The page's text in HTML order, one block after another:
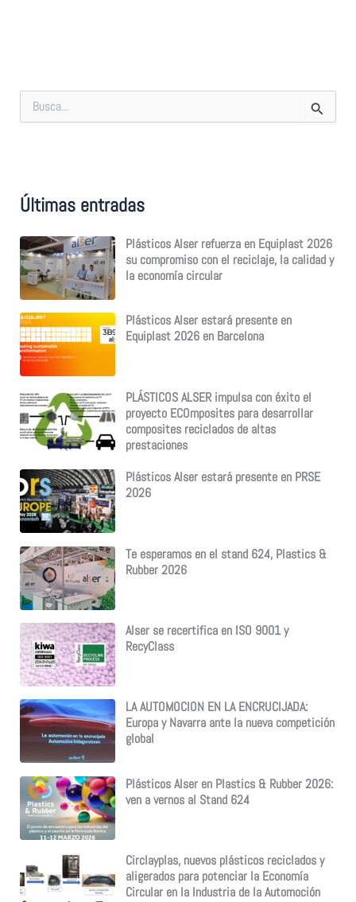
p
o
:
Últimas entradas
Plásticos Alser refuerza en Equiplast 2026
su compromiso con el reciclaje, la calidad y
la economía circular
Plásticos Alser estará presente en
Equiplast 2026 en Barcelona
PLÁSTICOS ALSER impulsa con éxito el
proyecto ECOmposites para desarrollar
composites reciclados de altas
prestaciones
Plásticos Alser estará presente en PRSE
2026
Te esperamos en el stand 624, Plastics &
Rubber 2026
Alser se recertifica en ISO 9001 y
RecyClass
LA AUTOMOCION EN LA ENCRUCIJADA:
Europa y Navarra ante la nueva competición
global
Plásticos Alser en Plastics & Rubber 2026:
ven a vernos al Stand 624
Circlayplas, nuevos plásticos reciclados y
aligerados para potenciar la Economía
Circular en la Industria de la Automoción